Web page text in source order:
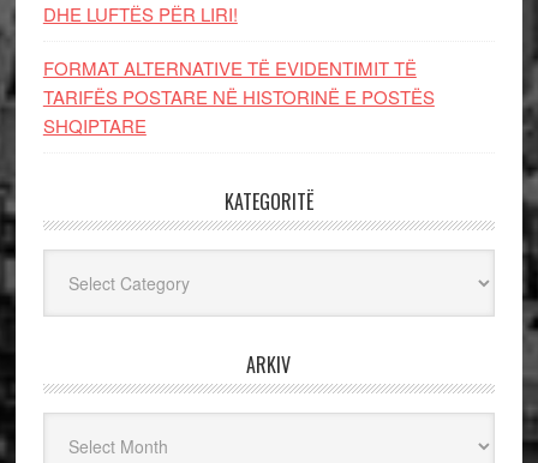
DHE LUFTЁS PЁR LIRI!
FORMAT ALTERNATIVE TË EVIDENTIMIT TË
TARIFËS POSTARE NË HISTORINË E POSTËS
SHQIPTARE
KATEGORITË
ARKIV